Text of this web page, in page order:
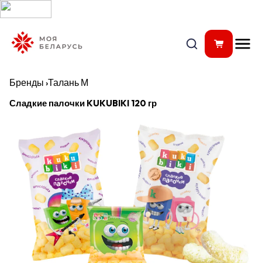
Бренды ›Талань М
Сладкие палочки KUKUBIKI 120 гр